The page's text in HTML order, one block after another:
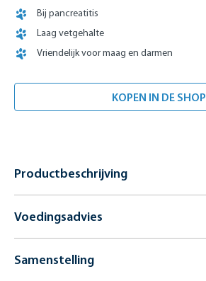
Bij pancreatitis
Laag vetgehalte
Vriendelijk voor maag en darmen
KOPEN IN DE SHOP
Productbeschrijving
Voedingsadvies
Samenstelling